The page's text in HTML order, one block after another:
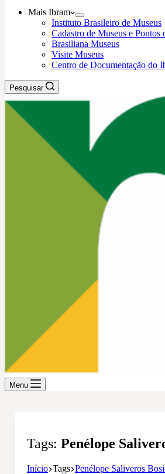
Mais Ibram
Instituto Brasileiro de Museus
Cadastro de Museus e Pontos
Brasiliana Museus
Visite Museus
Centro de Documentação do
Pesquisar
Menu
Tags Penélope
Início Tags Penélope Saliveros